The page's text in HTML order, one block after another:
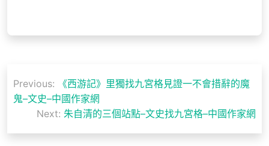
章
覽
Previous:
《西游記》里獨找九宮格見證一不會措辭的魔
鬼–文史–中國作家網
Next: 朱自清的三個站點–文史找九宮格–中國作家網